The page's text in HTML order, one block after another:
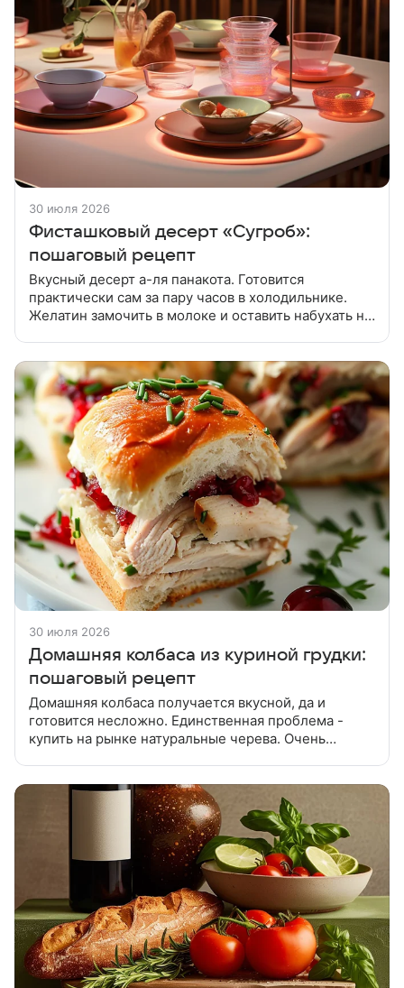
30 июля 2026
Фисташковый десерт «Сугроб»:
пошаговый рецепт
Вкусный десерт а-ля панакота. Готовится
практически сам за пару часов в холодильнике.
Желатин замочить в молоке и оставить набухать на
30 июля 2026
Домашняя колбаса из куриной грудки:
пошаговый рецепт
Домашняя колбаса получается вкусной, да и
готовится несложно. Единственная проблема -
купить на рынке натуральные черева. Очень